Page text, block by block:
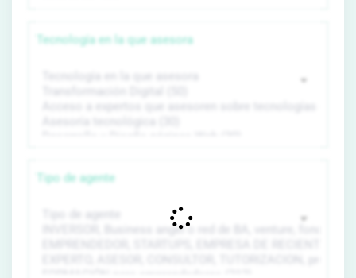
Tecnología en la que asesora
Tipo de agente